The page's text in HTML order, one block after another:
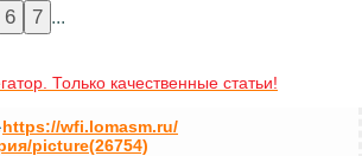
...
Только качественные статьи!
https://wfi.lomasm.ru/
picture(26754)